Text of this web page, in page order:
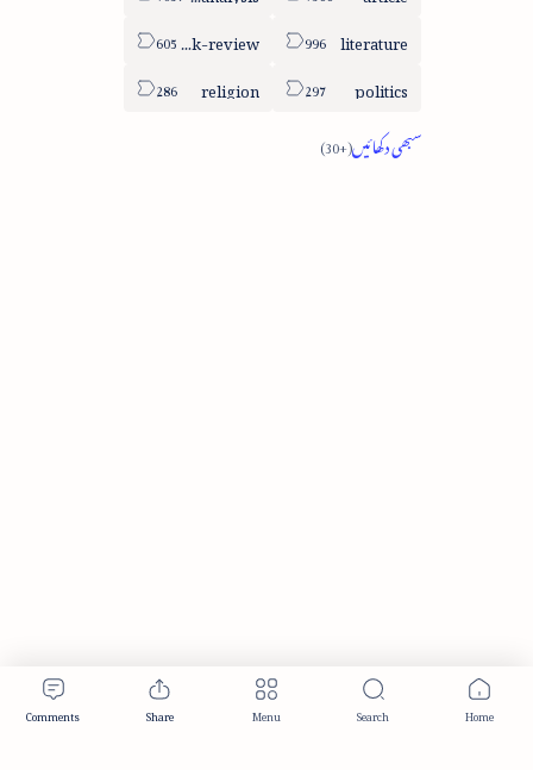
literature
book-review
politics
religion